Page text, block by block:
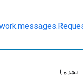
نشده)